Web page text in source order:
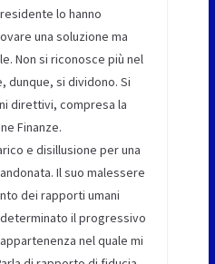
lo hanno
una soluzione ma
Non si riconosce più nel
si dividono. Si
direttivi, compresa la
Finanze.
e disillusione per una
Il suo malessere
dei rapporti umani
il progressivo
nel quale mi